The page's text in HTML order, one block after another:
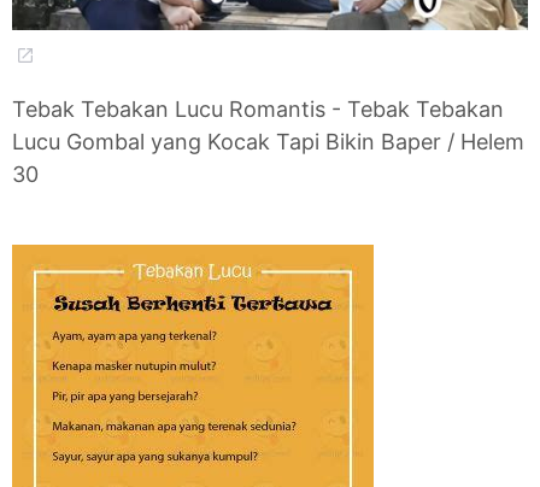
Tebak Tebakan Lucu Romantis - Tebak Tebakan
Lucu Gombal yang Kocak Tapi Bikin Baper / Helem
30